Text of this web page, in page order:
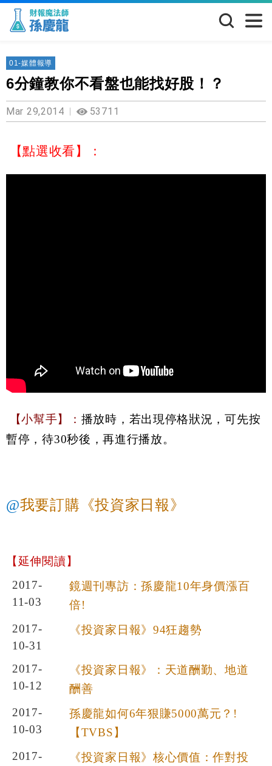
01-媒體報導
6分鐘教你不看盤也能找好股！？
Mar 29,2014 53711
【點選收看】：
【小幫手】： 播放時，若出現停格狀況，可先按
暫停，待30秒後，再進行播放。
@我要訂購《投資家日報》
【延伸閱讀】
2017-
11-03
鏡週刊專訪：孫慶龍10年身價漲百
倍!
2017-
10-31
《投資家日報》94狂趨勢
2017-
10-12
《投資家日報》：天道酬勤、地道
酬善
2017-
10-03
孫慶龍如何6年狠賺5000萬元？!
【TVBS】
2017-
《投資家日報》核心價值：作對投